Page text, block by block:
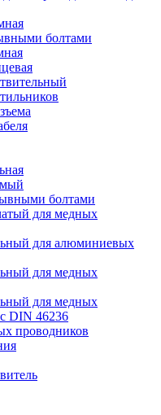
болтами
болтами
для медных
для алюминиевых
для медных
для медных
DIN 46236
проводников